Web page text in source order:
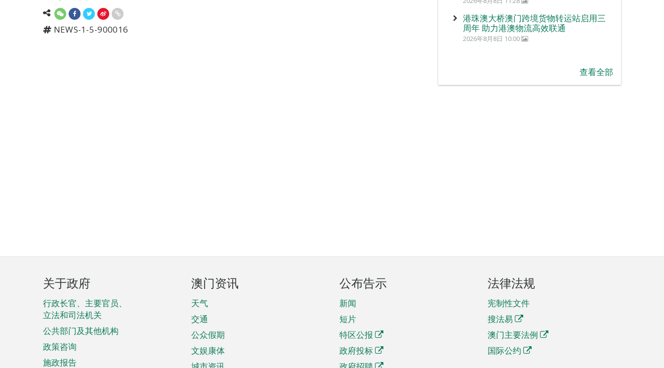
NEWS-1-5-900016
港珠澳大桥澳门跨境货物转运站启用三
周年 助力港澳物流高效联通
2026年8月8日 10:00
查看全部
页
脚
菜
单
关于政府
行政长官、主要官员、
立法和司法机关
公共部门及其他机构
政策咨询
施政报告
澳门资讯
天气
交通
公众假期
文娱康体
公布告示
新闻
短片
特区公报
政府投标
法律法规
宪制性文件
搜法易
澳门主要法例
国际公约